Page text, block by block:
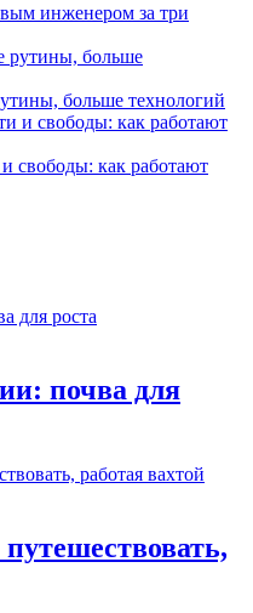
инженером за три
больше технологий
свободы: как работают
почва для